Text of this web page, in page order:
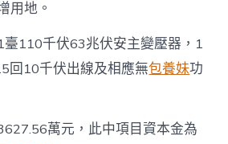
用地。
110千伏63兆伏安主變壓器，1
回10千伏出線及相應無包養妹功
萬元，此中項目資本金為